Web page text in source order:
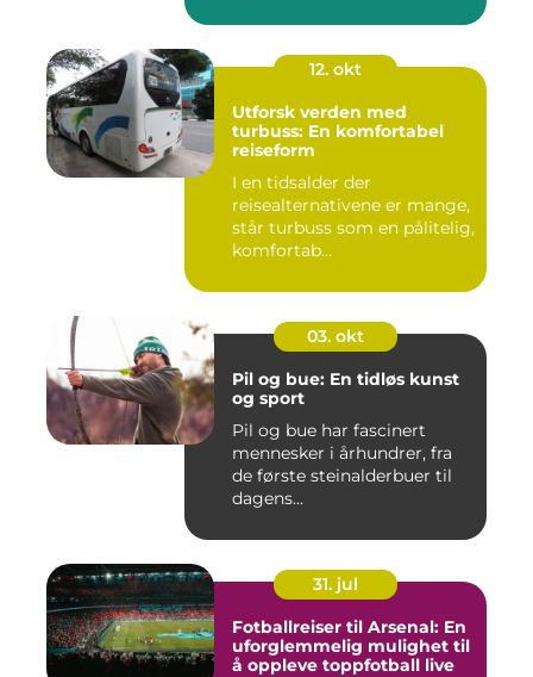
12. okt
Utforsk verden med
turbuss: En komfortabel
reiseform
I en tidsalder der
reisealternativene er mange,
står turbuss som en pålitelig,
komfortab...
03. okt
Pil og bue: En tidløs kunst
og sport
Pil og bue har fascinert
mennesker i århundrer, fra
de første steinalderbuer til
dagens...
31. jul
Fotballreiser til Arsenal: En
uforglemmelig mulighet til
å oppleve toppfotball live